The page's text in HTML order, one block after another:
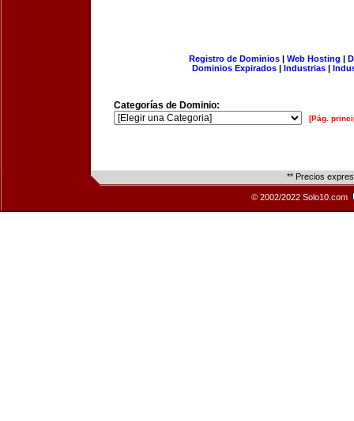
Registro de Dominios| Web Hosting |
Dominios Expirados | Industrias |
Categorías de Dominio:
[Pág.
** Precios
© 2002/2022 Solo10.com